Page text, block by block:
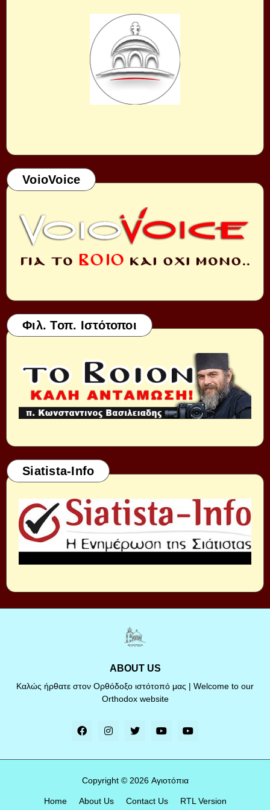
VoioVoice
Φιλ. Τοπ. Ιστότοποι
Siatista-Info
ABOUT US
Καλώς ήρθατε στον Ορθόδοξο ιστότοπό μας | Welcome to our
Orthodox website
Copyright © 2026 Αγιοτόπια
Home About Us Contact Us RTL Version